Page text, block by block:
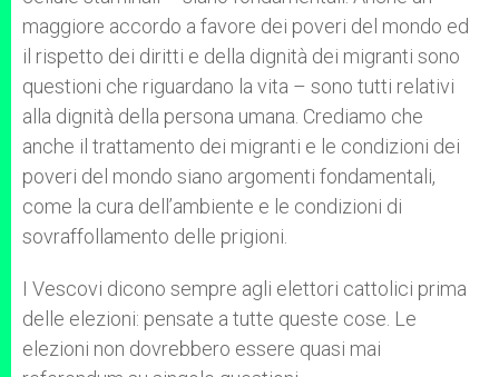
maggiore accordo a favore dei poveri del mondo ed
il rispetto dei diritti e della dignità dei migranti sono
questioni che riguardano la vita – sono tutti relativi
alla dignità della persona umana. Crediamo che
anche il trattamento dei migranti e le condizioni dei
poveri del mondo siano argomenti fondamentali,
come la cura dell’ambiente e le condizioni di
sovraffollamento delle prigioni.
I Vescovi dicono sempre agli elettori cattolici prima
delle elezioni: pensate a tutte queste cose. Le
elezioni non dovrebbero essere quasi mai